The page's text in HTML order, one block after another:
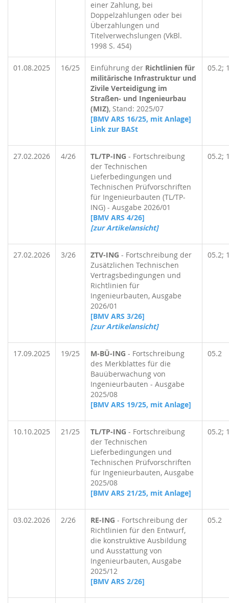
einer Zahlung, bei
Doppelzahlungen oder bei
Überzahlungen und
Titelverwechslungen (VkBl.
1998 S. 454)
01.08.2025 16/25 Einführung der Richtlinien für
militärische Infrastruktur und
Zivile Verteidigung im
Straßen- und Ingenieurbau
(MIZ), Stand: 2025/07
[BMV ARS 16/25, mit Anlage]
Link zur BASt
05.2;
27.02.2026 4/26 TL/TP-ING - Fortschreibung
der Technischen
Lieferbedingungen und
Technischen Prüfvorschriften
für Ingenieurbauten (TL/TP-
ING) - Ausgabe 2026/01
[BMV ARS 4/26]
[zur Artikelansicht]
05.2;
27.02.2026 3/26 ZTV-ING - Fortschreibung der
Zusätzlichen Technischen
Vertragsbedingungen und
Richtlinien für
Ingenieurbauten, Ausgabe
2026/01
[BMV ARS 3/26]
[zur Artikelansicht]
05.2;
17.09.2025 19/25 M-BÜ-ING - Fortschreibung
des Merkblattes für die
Bauüberwachung von
Ingenieurbauten - Ausgabe
2025/08
[BMV ARS 19/25, mit Anlage]
05.2
10.10.2025 21/25 TL/TP-ING - Fortschreibung
der Technischen
Lieferbedingungen und
Technischen Prüfvorschriften
für Ingenieurbauten, Ausgabe
2025/08
[BMV ARS 21/25, mit Anlage]
05.2;
03.02.2026 2/26 RE-ING - Fortschreibung der
Richtlinien für den Entwurf,
die konstruktive Ausbildung
und Ausstattung von
Ingenieurbauten, Ausgabe
2025/12
[BMV ARS 2/26]
05.2